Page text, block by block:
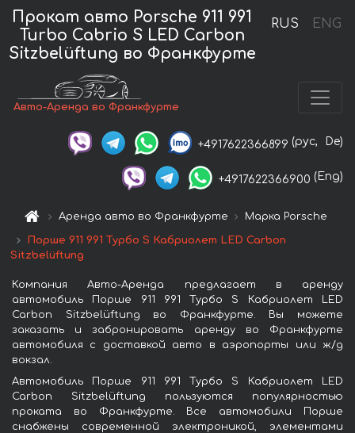
RUS ENG
Прокат авто Porsche 911 991
Turbo Cabrio S LED Carbon
Sitzbelüftung во Франкфурте
Авто-Аренда во Франкфурте
+4917622366899 (рус, De)
+4917622366900 (Eng)
Аренда авто во Франкфурте Марка Porsche
Порше 911 991 Турбо S Кабриолет LED Carbon
Sitzbelüftung
Компания Авто-Аренда предлагает в аренду
автомобиль Порше 911 991 Турбо S Кабриолет LED
Carbon Sitzbelüftung во Франкфурте. Вы можете
заказать и забронировать аренду во Франкфурте
автомобиля с доставкой авто в аэропорты или ж/д
вокзал.
Автомобиль Порше 911 991 Турбо S Кабриолет LED
Carbon Sitzbelüftung пользуются популярностью
проката во Франкфурте. Все автомобили Порше
снабжены современной электроникой, элементами